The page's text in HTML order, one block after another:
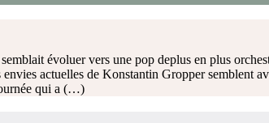
évoluer vers une pop deplus en plus
actuelles de Konstantin Gropper semblent
qui a (…)